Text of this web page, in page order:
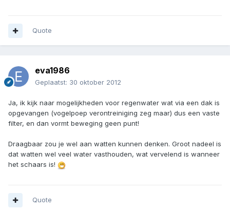
Quote
eva1986
Geplaatst: 30 oktober 2012
Ja, ik kijk naar mogelijkheden voor regenwater wat via een dak is
opgevangen (vogelpoep verontreiniging zeg maar) dus een vaste
filter, en dan vormt beweging geen punt!
Draagbaar zou je wel aan watten kunnen denken. Groot nadeel is
dat watten wel veel water vasthouden, wat vervelend is wanneer
het schaars is!
Quote